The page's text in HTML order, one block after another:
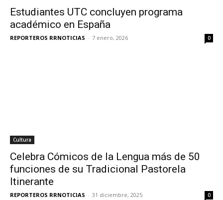
Estudiantes UTC concluyen programa
académico en España
REPORTEROS RRNOTICIAS - 7 enero, 2026 0
Cultura
Celebra Cómicos de la Lengua más de 50
funciones de su Tradicional Pastorela
Itinerante
REPORTEROS RRNOTICIAS - 31 diciembre, 2025 0